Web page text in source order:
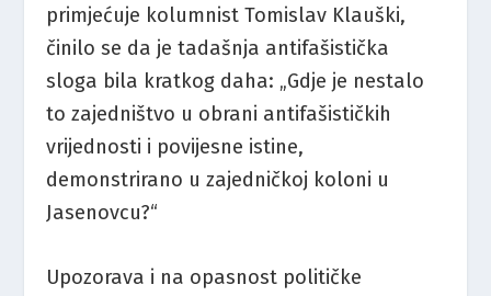
primjećuje kolumnist Tomislav Klauški,
činilo se da je tadašnja antifašistička
sloga bila kratkog daha: „Gdje je nestalo
to zajedništvo u obrani antifašističkih
vrijednosti i povijesne istine,
demonstrirano u zajedničkoj koloni u
Jasenovcu?“
Upozorava i na opasnost političke